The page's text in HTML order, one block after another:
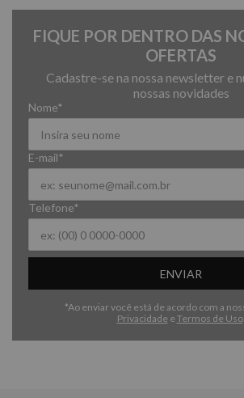
FIQUE POR DENTRO DAS
OFERTAS
Cadastre-se na nossa newsletter e
nossas novidades
*Ao enviar você está de acordo com a
Privacidade e Termos de Uso.
Nome*
E-mail*
Telefone*
ENVIAR